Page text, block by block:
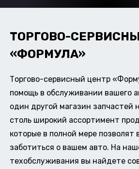
ТОРГОВО-
«ФОРМУЛА»
Торгово-сервисный центр
помощь в обслуживании вашего
один другой магазин запчастей
столь широкий ассортимент
которые в полной мере позволят
заботиться о вашем авто. На
техобслуживания вы найдете